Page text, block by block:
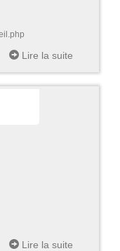
Lire la suite
Lire la suite